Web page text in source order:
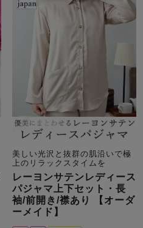
美しい光沢と抜群の肌沿いで極
上のリラックスタイムを
レーヨンサテンレディース
パジャマ上下セット・長
袖/前開き/襟あり 【オーダ
ーメイド】